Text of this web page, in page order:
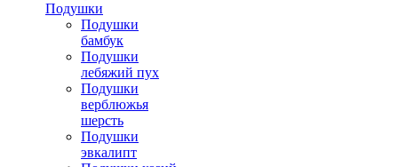
Подушки
Подушки
бамбук
Подушки
лебяжий пух
Подушки
верблюжья
шерсть
Подушки
эвкалипт